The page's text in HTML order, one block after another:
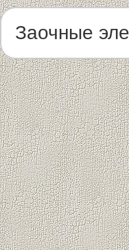
Заочные